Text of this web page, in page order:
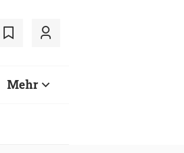
Mehr